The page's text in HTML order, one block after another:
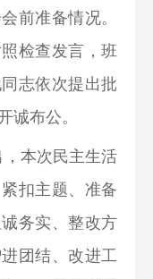
前准备情况。
检查发言，班
志依次提出批
诚布公。
本次民主生活
扣主题、准备
务实、整改方
团结、改进工